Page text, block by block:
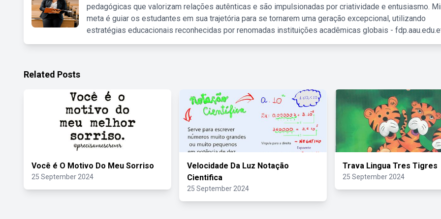
pedagógicas que valorizam relações autênticas e são impulsionadas por criatividade e entusiasmo.
meta é guiar os estudantes em sua trajetória para se tornarem uma geração excepcional, utilizando
estratégias educacionais reconhecidas por renomadas instituições acadêmicas globais -
Related Posts
Você é O Motivo Do Meu Sorriso
25 September 2024
Velocidade Da Luz Notação
Cientifica
25 September 2024
Trava Lingua Tres Tigres
25 September 2024